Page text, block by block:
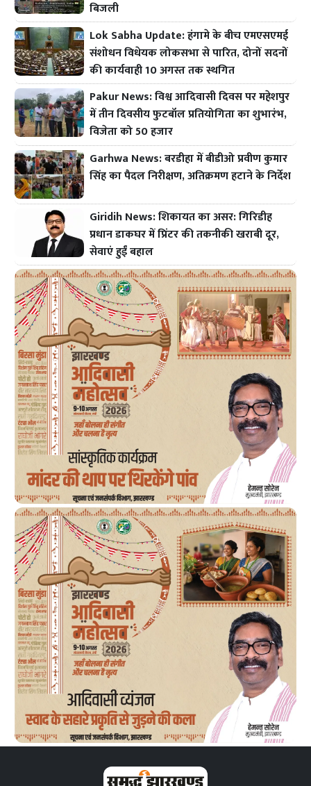
बिजली
Lok Sabha Update: हंगामे के बीच एमएसएमई
संशोधन विधेयक लोकसभा से पारित, दोनों सदनों
की कार्यवाही 10 अगस्त तक स्थगित
Pakur News: विश्व आदिवासी दिवस पर महेशपुर
में तीन दिवसीय फुटबॉल प्रतियोगिता का शुभारंभ,
विजेता को 50 हजार
Garhwa News: बरडीहा में बीडीओ प्रवीण कुमार
सिंह का पैदल निरीक्षण, अतिक्रमण हटाने के निर्देश
Giridih News: शिकायत का असर: गिरिडीह
प्रधान डाकघर में प्रिंटर की तकनीकी खराबी दूर,
सेवाएं हुईं बहाल